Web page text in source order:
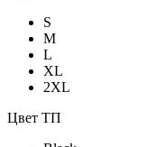
S
M
L
XL
2XL
Цвет ТП